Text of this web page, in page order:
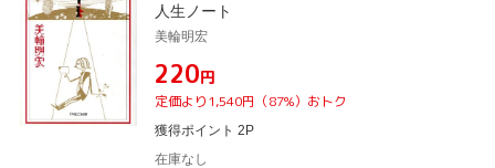
人生ノート
美輪明宏
¥220円
定価より1,540円（87%）おトク
獲得ポイント 2P
在庫なし